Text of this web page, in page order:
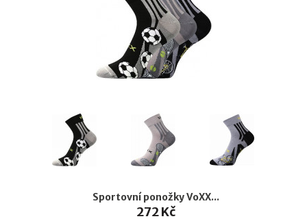
Sportovní ponožky VoXX...
272 Kč